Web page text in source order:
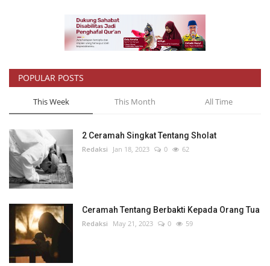
POPULAR POSTS
This Week This Month All Time
2 Ceramah Singkat Tentang Sholat
Redaksi Jan 18, 2023 0 62
Ceramah Tentang Berbakti Kepada Orang Tua
Redaksi May 21, 2023 0 59